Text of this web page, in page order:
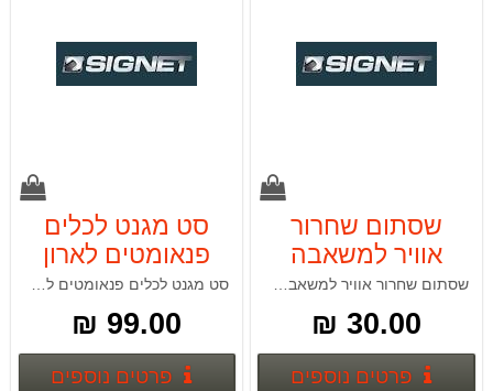
שסתום שחרור
אוויר למשאבה
ואקדח גריז
SIGNET 65415
30.00 ₪
פרטים נוספיםפרטים נוספים
סט מגנט לכלים
פנאומטים לארון
SIGNET 54153
99.00 ₪
פרטים נוספים